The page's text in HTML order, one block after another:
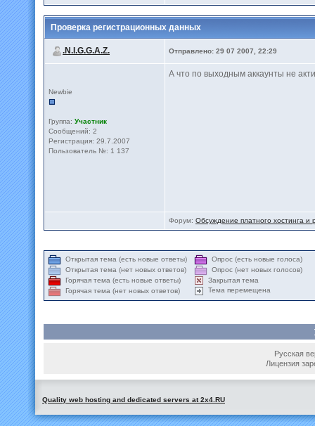
Проверка регистрационных данных
.N.I.G.G.A.Z. Отправлено: 29 07 2007, 22:29
Newbie
Группа: Участник
Сообщений: 2
Регистрация: 29.7.2007
Пользователь №: 1 137
А что по выходным аккаунты не
Форум: Обсуждение платного хостинга и
Открытая тема (есть новые ответы)
Открытая тема (нет новых ответов)
Горячая тема (есть новые ответы)
Горячая тема (нет новых ответов)
Опрос (есть новые голоса)
Опрос (нет новых голосов)
Закрытая тема
Тема перемещена
Русская
Лицензия
Quality web hosting and dedicated servers at 2x4.RU